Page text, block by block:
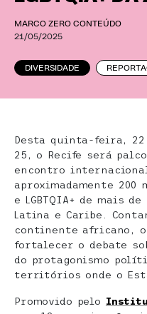
MARCO ZERO CONTEÚDO
21/05/2025
DIVERSIDADE
Desta quinta-feira, 22
25, o Recife será
encontro
aproximadamente
e LGBTQIA+ de mais
Latina e Caribe.
continente africano,
fortalecer o debate
do protagonismo
territórios onde o
Promovido pelo